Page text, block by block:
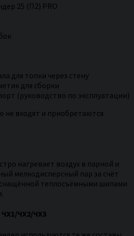
25 (П2) PRO
для топки через стену
для сборки
(руководство по эксплуатации)
не входят и приобретаются
нагревает воздух в парной и
мелкодисперсный пар за счёт
теплосъёмными шипами
ЧХ2/ЧХ3